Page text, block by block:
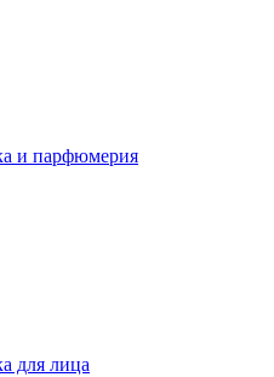
и парфюмерия
для лица